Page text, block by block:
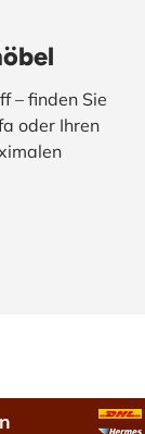
– finden Sie
oder Ihren